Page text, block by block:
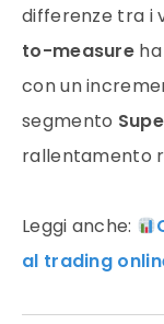
differenze tra i
to-measure
con un
segmento
rallentamento
Leggi anche:
al trading